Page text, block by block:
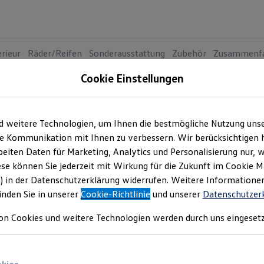
Räder/Reifen Sonderausstattung Zubehör
Neu abzgl. ID. Kaufprämie
Cookie Einstellungen
weitere Technologien, um Ihnen die bestmögliche Nutzung
Kommunikation mit Ihnen zu verbessern. Wir berücksichtigen
Daten für Marketing, Analytics und Personalisierung nur,
können Sie jederzeit mit Wirkung für die Zukunft im Cookie
in der Datenschutzerklärung widerrufen. Weitere
Sie in unsererCookie-Richtlinie und unserer
Cookies und weitere Technologien werden durch uns